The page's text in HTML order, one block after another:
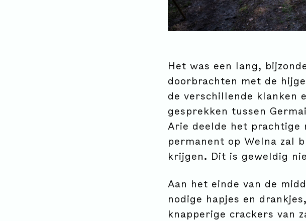
Het was een lang,
doorbrachten met de
de verschillende klanken
gesprekken tussen
Arie deelde het prachtige
permanent op Welna zal
krijgen. Dit is geweldig
Aan het einde van de
nodige hapjes en
knapperige crackers van